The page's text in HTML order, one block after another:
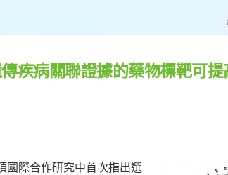
疾病關聯證據的藥物標靶可
國際合作研究中首次指出選